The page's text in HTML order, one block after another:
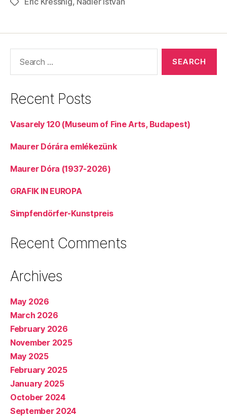
Tags
Recent Posts
Vasarely 120 (Museum of Fine Arts, Budapest)
Maurer Dórára emlékezünk
Maurer Dóra (1937-2026)
GRAFIK IN EUROPA
Simpfendörfer-Kunstpreis
Recent Comments
Archives
May 2026
March 2026
February 2026
November 2025
May 2025
February 2025
January 2025
October 2024
September 2024